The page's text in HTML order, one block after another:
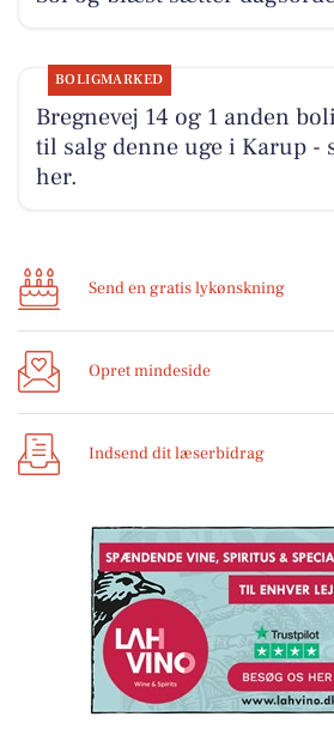
BOLIGMARKED
Bregnevej 14 og 1 anden
til salg denne uge i Karup -
her.
Send en gratis lykønskning
Opret mindeside
Indsend dit læserbidrag